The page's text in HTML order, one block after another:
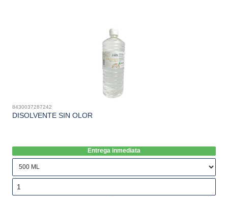
8430037287242
DISOLVENTE SIN OLOR
Entrega inmediata